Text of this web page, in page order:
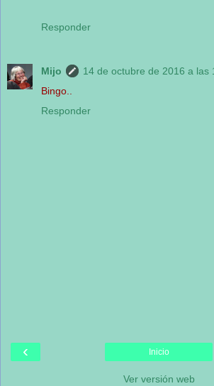
Responder
Mijo
14 de octubre de 2016 a las
Bingo..
Responder
‹ Inicio
Ver versión web